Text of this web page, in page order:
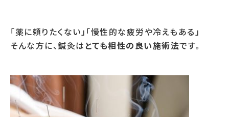
「薬に頼りたくない」「慢性的な疲労や冷えもある」
そんな方に、鍼灸は とても相性の良い施術法です。